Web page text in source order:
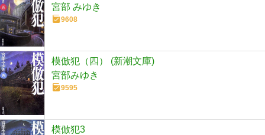
宮部 みゆき
9608
模倣犯（四） (新潮文庫)
宮部みゆき
9595
模倣犯3